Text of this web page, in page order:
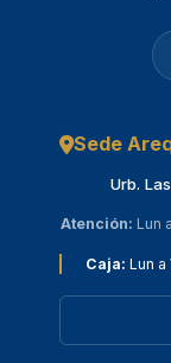
Sede
Urb.
Atención: Lun
Caja: Lun a